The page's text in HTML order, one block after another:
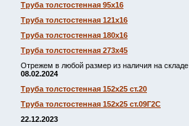
Труба толстостенная 95х16
Труба толстостенная 121х16
Труба толстостенная 180х16
Труба толстостенная 273х45
Отрежем в любой размер из наличия на складе
08.02.2024
Труба толстостенная 152х25 ст.20
Труба толстостенная 152х25 ст.09Г2С
22.12.2023